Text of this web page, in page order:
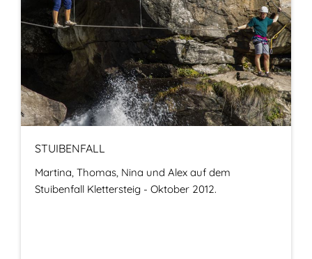
STUIBENFALL
Martina, Thomas, Nina und Alex auf dem
Stuibenfall Klettersteig - Oktober 2012.